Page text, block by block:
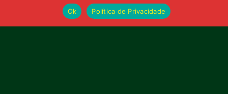
Ok
Política de Privacidade